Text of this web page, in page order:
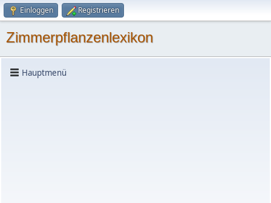
Einloggen Registrieren
Zimmerpflanzenlexikon
Hauptmenü